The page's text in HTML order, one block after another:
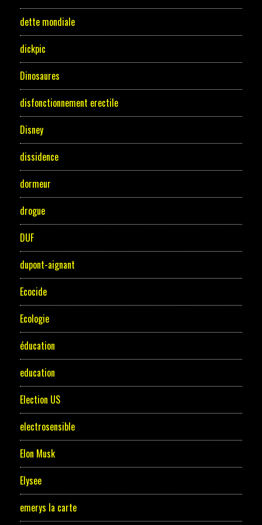
dette mondiale
dickpic
Dinosaures
disfonctionnement erectile
Disney
dissidence
dormeur
drogue
DUF
dupont-aignant
Ecocide
Ecologie
éducation
education
Election US
electrosensible
Elon Musk
Elysee
emerys la carte